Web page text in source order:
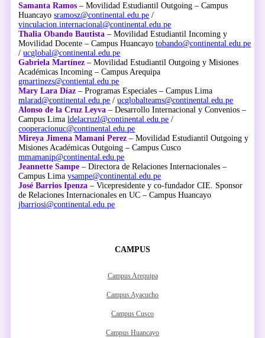
Samanta Ramos – Movilidad Estudiantil Outgoing – Campus
Huancayosramosz@continental.edu.pe /
vinculacion.internacional@continental.edu.pe
Thalia Obando Bautista – Movilidad Estudiantil Incoming y
Movilidad Docente – Campus Huancayotobando@continental.edu.pe
/ucglobal@continental.edu.pe
Gabriela Martínez – Movilidad Estudiantil Outgoing y Misiones
Académicas Incoming – Campus Arequipa
gmartinezs@contiental.edu.pe
Mary Lara Díaz – Programas Especiales – Campus Lima
mlarad@continental.edu.pe /ucglobalteams@continental.edu.pe
Alonso de la Cruz Leyva – Desarrollo Internacional y Convenios –
Campus Limaldelacruzl@continental.edu.pe /
cooperacionuc@continental.edu.pe
Mireya Jimena Mamani Perez – Movilidad Estudiantil Outgoing y
Misiones Académicas Outgoing – Campus Cusco
mmamanip@continental.edu.pe
Jeannette Sampe – Directora de Relaciones Internacionales –
Campus Limaysampe@continental.edu.pe
José Barrios Ipenza – Vicepresidente y co-fundador CIE. Sponsor
de Relaciones Internacionales en UC – Campus Huancayo
jbarriosi@continental.edu.pe
CAMPUS
Campus Arequipa
Campus Ayacucho
Campus Cusco
Campus Huancayo